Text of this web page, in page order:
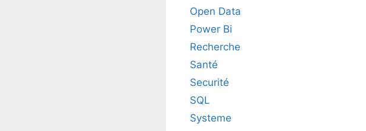
Open Data
Power Bi
Recherche
Santé
Securité
SQL
Systeme